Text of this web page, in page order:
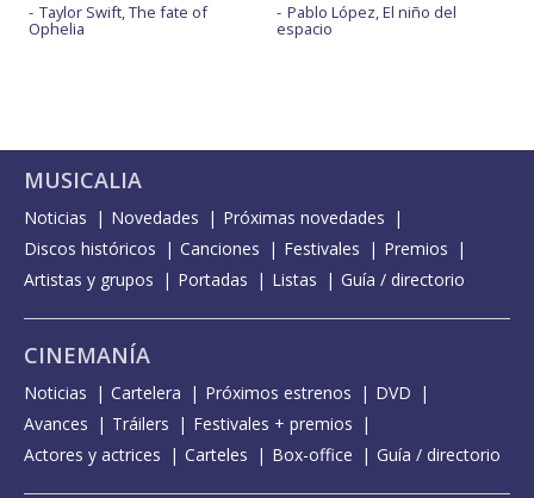
Taylor Swift, The fate of
Ophelia
Pablo López, El niño del
espacio
MUSICALIA
Noticias Novedades
Próximas novedades
Discos históricos
Canciones Festivales
Premios
Artistas y grupos
Portadas Listas Guía / directorio
CINEMANÍA
Noticias Cartelera Próximos estrenos
DVD
Avances
Tráilers
Festivales + premios
Actores y actrices
Carteles Box-office Guía / directorio